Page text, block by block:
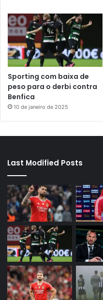
Sporting com baixa de
peso para o derbi contra
Benfica
10 de janeiro de 2025
Last Modified Posts